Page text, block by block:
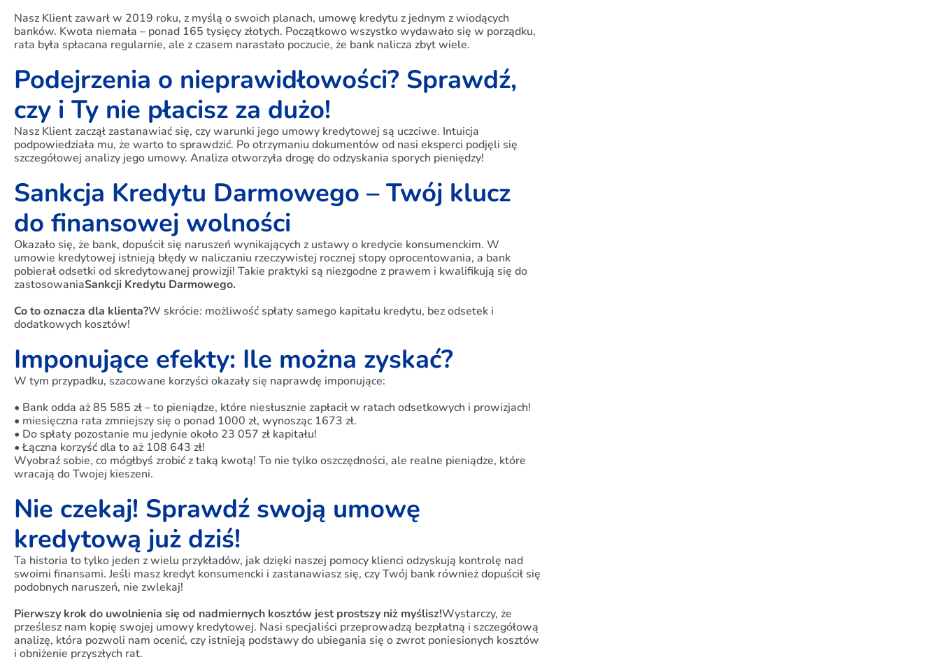
Nasz Klient zawarł w 2019 roku, z myślą o swoich planach, umowę kredytu z jednym z wiodących
banków. Kwota niemała – ponad 165 tysięcy złotych. Początkowo wszystko wydawało się w porządku,
rata była spłacana regularnie, ale z czasem narastało poczucie, że bank nalicza zbyt wiele.
Podejrzenia o nieprawidłowości? Sprawdź,
czy i Ty nie płacisz za dużo!
Nasz Klient zaczął zastanawiać się, czy warunki jego umowy kredytowej są uczciwe. Intuicja
podpowiedziała mu, że warto to sprawdzić. Po otrzymaniu dokumentów od nasi eksperci podjęli się
szczegółowej analizy jego umowy. Analiza otworzyła drogę do odzyskania sporych pieniędzy!
Sankcja Kredytu Darmowego – Twój klucz
do finansowej wolności
Okazało się, że bank, dopuścił się naruszeń wynikających z ustawy o kredycie konsumenckim. W
umowie kredytowej istnieją błędy w naliczaniu rzeczywistej rocznej stopy oprocentowania, a bank
pobierał odsetki od skredytowanej prowizji! Takie praktyki są niezgodne z prawem i kwalifikują się do
zastosowaniaSankcji Kredytu Darmowego.
Co to oznacza dla klienta?W skrócie: możliwość spłaty samego kapitału kredytu, bez odsetek i
dodatkowych kosztów!
Imponujące efekty: Ile można zyskać?
W tym przypadku, szacowane korzyści okazały się naprawdę imponujące:
• Bank odda aż 85 585 zł – to pieniądze, które niesłusznie zapłacił w ratach odsetkowych i prowizjach!
• miesięczna rata zmniejszy się o ponad 1000 zł, wynosząc 1673 zł.
• Do spłaty pozostanie mu jedynie około 23 057 zł kapitału!
• Łączna korzyść dla to aż 108 643 zł!
Wyobraź sobie, co mógłbyś zrobić z taką kwotą! To nie tylko oszczędności, ale realne pieniądze, które
wracają do Twojej kieszeni.
Nie czekaj! Sprawdź swoją umowę
kredytową już dziś!
Ta historia to tylko jeden z wielu przykładów, jak dzięki naszej pomocy klienci odzyskują kontrolę nad
swoimi finansami. Jeśli masz kredyt konsumencki i zastanawiasz się, czy Twój bank również dopuścił się
podobnych naruszeń, nie zwlekaj!
Pierwszy krok do uwolnienia się od nadmiernych kosztów jest prostszy niż myślisz!Wystarczy, że
prześlesz nam kopię swojej umowy kredytowej. Nasi specjaliści przeprowadzą bezpłatną i szczegółową
analizę, która pozwoli nam ocenić, czy istnieją podstawy do ubiegania się o zwrot poniesionych kosztów
i obniżenie przyszłych rat.